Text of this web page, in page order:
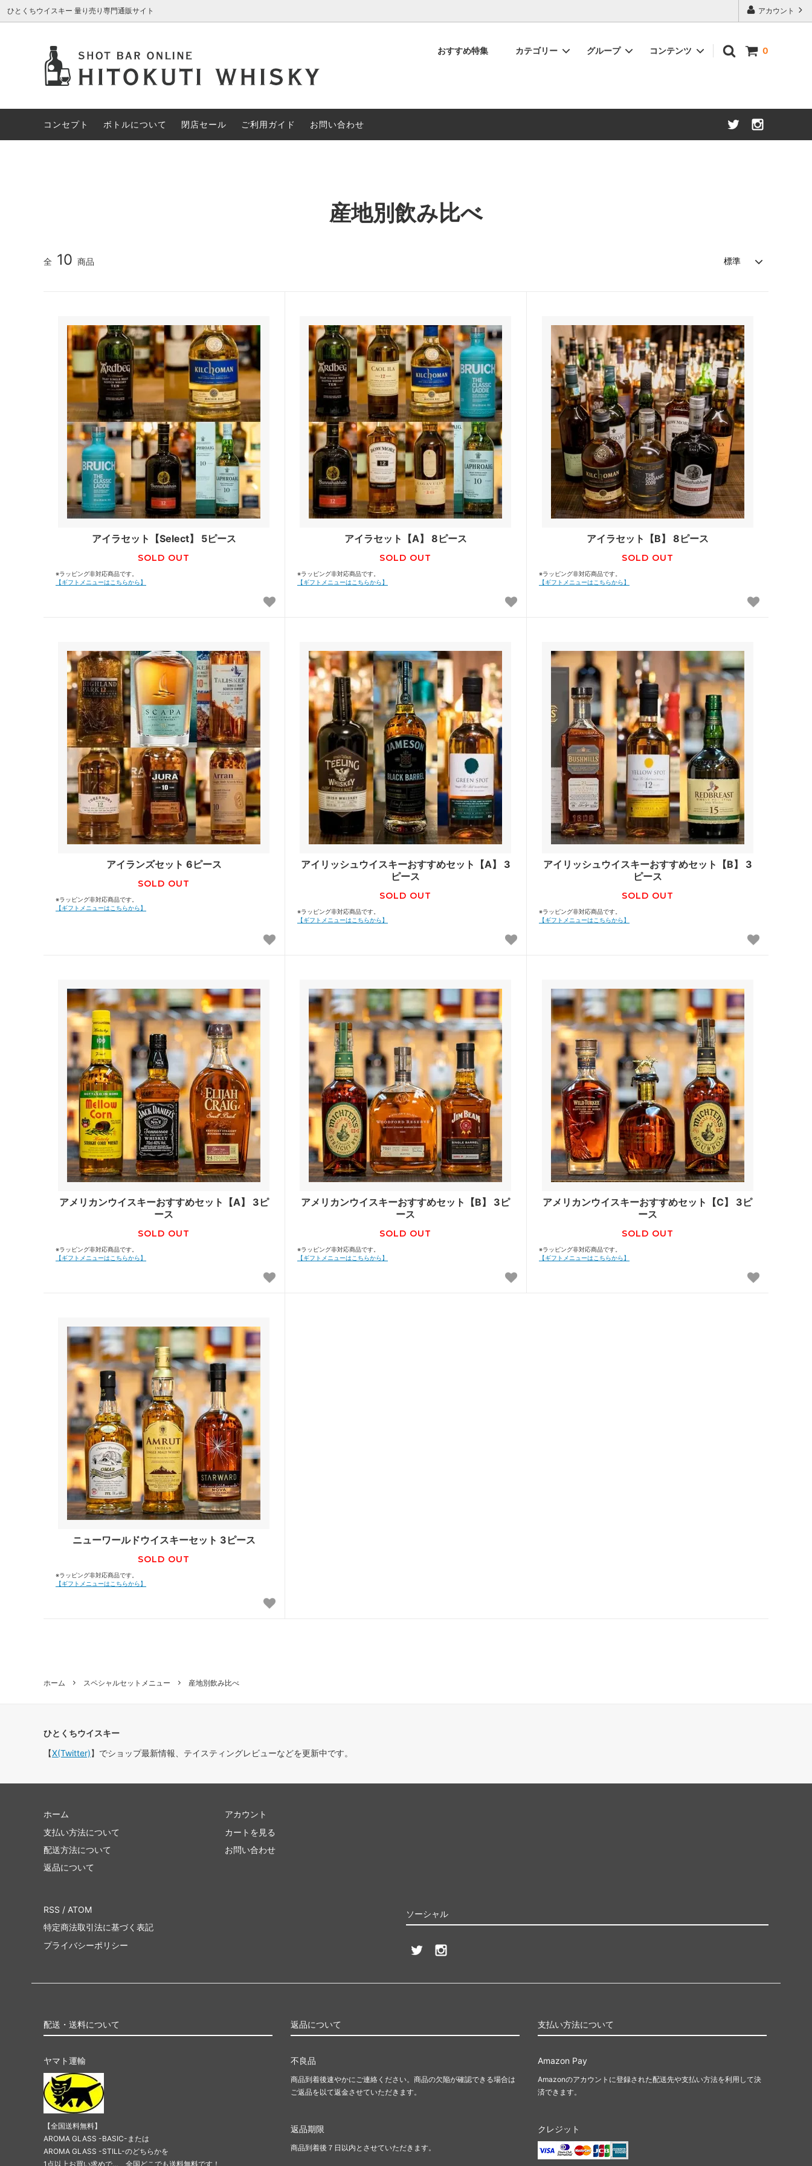
アカウント
ひとくちウイスキー 量り売り専門通販サイト
0
おすすめ特集 カテゴリー
その他の酒類 スペシャルセットメニュー #なぞときモルト 【期間限定】
グループ コンテンツ
コンセプト ボトルについて 閉店セール ご利用ガイド お問い合わせ
産地別飲み比べ
全 10 商品
アイラセット【Select】 5ピース
SOLD OUT
※ラッピング非対応商品です。
【ギフトメニューはこちらから】
アイラセット【A】 8ピース
SOLD OUT
※ラッピング非対応商品です。
【ギフトメニューはこちらから】
アイラセット【B】 8ピース
SOLD OUT
※ラッピング非対応商品です。
【ギフトメニューはこちらから】
アイランズセット 6ピース
SOLD OUT
※ラッピング非対応商品です。
【ギフトメニューはこちらから】
アイリッシュウイスキーおすすめセット【A】 3
ピース
SOLD OUT
※ラッピング非対応商品です。
【ギフトメニューはこちらから】
アイリッシュウイスキーおすすめセット【B】 3
ピース
SOLD OUT
※ラッピング非対応商品です。
【ギフトメニューはこちらから】
アメリカンウイスキーおすすめセット【A】 3ピ
ース
SOLD OUT
※ラッピング非対応商品です。
【ギフトメニューはこちらから】
アメリカンウイスキーおすすめセット【B】 3ピ
ース
SOLD OUT
※ラッピング非対応商品です。
【ギフトメニューはこちらから】
アメリカンウイスキーおすすめセット【C】 3ピ
ース
SOLD OUT
※ラッピング非対応商品です。
【ギフトメニューはこちらから】
ニューワールドウイスキーセット 3ピース
SOLD OUT
※ラッピング非対応商品です。
【ギフトメニューはこちらから】
ホーム スペシャルセットメニュー 産地別飲み比べ
ひとくちウイスキー
【X(Twitter)】でショップ最新情報、テイスティングレビューなどを更新中です。
ホーム
支払い方法について
配送方法について
返品について
アカウント
カートを見る
お問い合わせ
ソーシャル
RSS / ATOM
特定商法取引法に基づく表記
プライバシーポリシー
配送・送料について
ヤマト運輸
【全国送料無料】
AROMA GLASS -BASIC-または
AROMA GLASS -STILL-のどちらかを
1点以上お買い求めで…、全国どこでも送料無料です！
返品について
不良品
商品到着後速やかにご連絡ください。商品の欠陥が確認できる場合は
ご返品を以て返金させていただきます。
返品期限
商品到着後７日以内とさせていただきます。
支払い方法について
Amazon Pay
Amazonのアカウントに登録された配送先や支払い方法を利用して決
済できます。
クレジット